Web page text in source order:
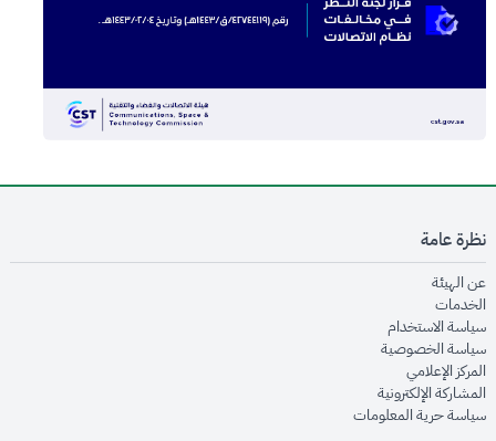
نظرة عامة
عن الهيئةopens in new window
الخدماتopens in new window
سياسة الاستخدام
سياسة الخصوصيةopens in new window
المركز الإعلاميopens in new window
المشاركة الإلكترونيةopens in new window
سياسة حرية المعلوماتopens in new window